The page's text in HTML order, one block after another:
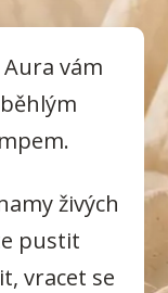
vám
živých
pustit
vracet se